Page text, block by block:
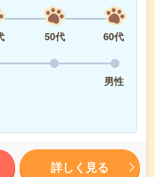
50代
60代
男性
詳しく見る